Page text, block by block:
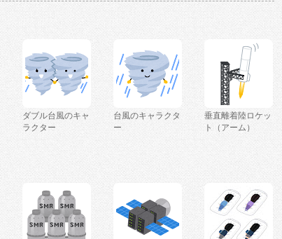
ダブル台風のキャ
ラクター
台風のキャラクタ
ー
垂直離着陸ロケッ
ト（アーム）